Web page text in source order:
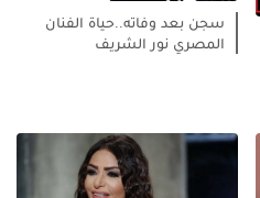
سجن بعد وفاته..حياة الفنان
المصري نور الشريف